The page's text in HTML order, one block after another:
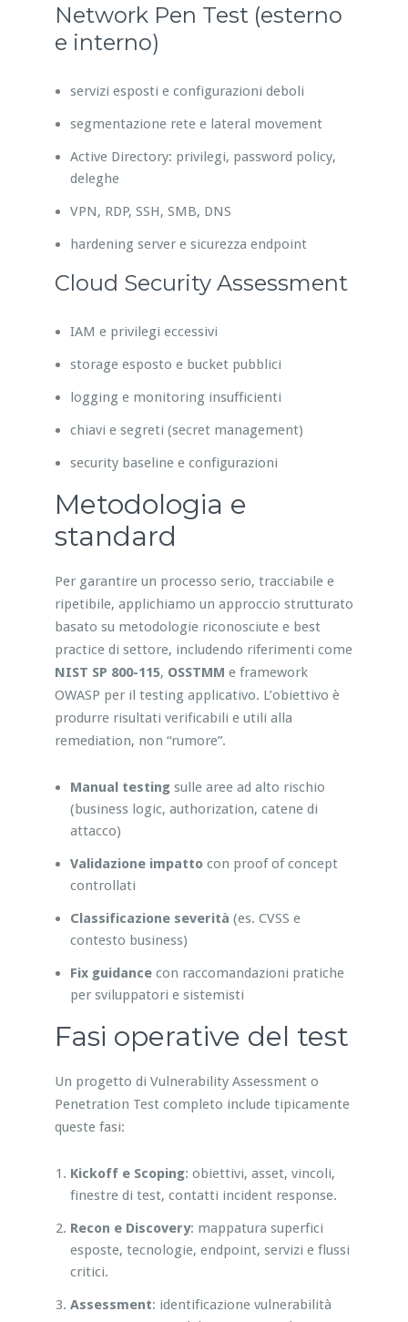
Network Pen Test (esterno
e interno)
servizi esposti e configurazioni deboli
segmentazione rete e lateral movement
Active Directory: privilegi, password policy,
deleghe
VPN, RDP, SSH, SMB, DNS
hardening server e sicurezza endpoint
Cloud Security Assessment
IAM e privilegi eccessivi
storage esposto e bucket pubblici
logging e monitoring insufficienti
chiavi e segreti (secret management)
security baseline e configurazioni
Metodologia e
standard
Per garantire un processo serio, tracciabile e
ripetibile, applichiamo un approccio strutturato
basato su metodologie riconosciute e best
practice di settore, includendo riferimenti come
NIST SP 800-115, OSSTMM e framework
OWASP per il testing applicativo. L’obiettivo è
produrre risultati verificabili e utili alla
remediation, non “rumore”.
Manual testingsulle aree ad alto rischio
(business logic, authorization, catene di
attacco)
Validazione impattocon proof of concept
controllati
Classificazione severità (es. CVSS e
contesto business)
Fix guidancecon raccomandazioni pratiche
per sviluppatori e sistemisti
Fasi operative del test
Un progetto di Vulnerability Assessment o
Penetration Test completo include tipicamente
queste fasi:
Kickoff e Scoping: obiettivi, asset, vincoli,
finestre di test, contatti incident response.
Recon e Discovery: mappatura superfici
esposte, tecnologie, endpoint, servizi e flussi
critici.
Assessment: identificazione vulnerabilità